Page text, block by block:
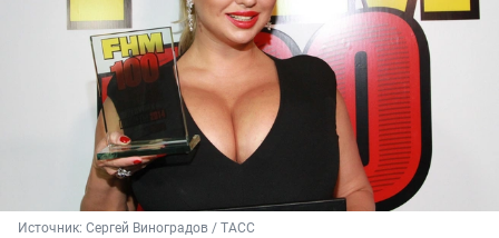
Источник: Сергей Виноградов / ТАСС